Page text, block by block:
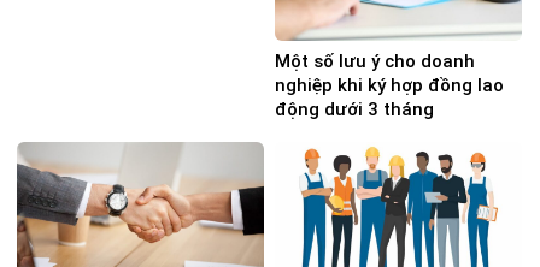
Một số lưu ý cho doanh
nghiệp khi ký hợp đồng lao
động dưới 3 tháng